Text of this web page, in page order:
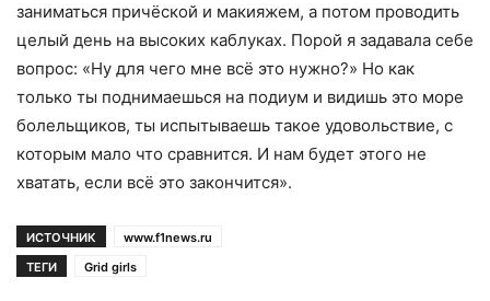
заниматься причёской и макияжем, а потом проводить
целый день на высоких каблуках. Порой я задавала себе
вопрос: «Ну для чего мне всё это нужно?» Но как
только ты поднимаешься на подиум и видишь это море
болельщиков, ты испытываешь такое удовольствие, с
которым мало что сравнится. И нам будет этого не
хватать, если всё это закончится».
ИСТОЧНИК
www.f1news.ru
ТЕГИ
Grid girls